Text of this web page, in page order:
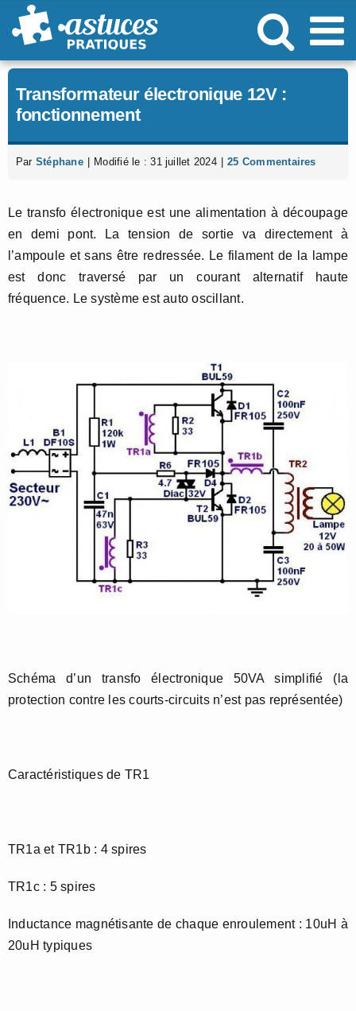
Passer
au
Transformateur électronique 12V :
fonctionnement
Par Stéphane Modifié le : 31 juillet 2024 25 Commentaires
Le transfo électronique est une alimentation à découpage
en demi pont. La tension de sortie va directement à
l’ampoule et sans être redressée. Le filament de la lampe
est donc traversé par un courant alternatif haute
fréquence. Le système est auto oscillant.
Schéma d’un transfo électronique 50VA simplifié (la
protection contre les courts-circuits n’est pas représentée)
Caractéristiques de TR1
TR1a et TR1b : 4 spires
TR1c : 5 spires
Inductance magnétisante de chaque enroulement : 10uH à
20uH typiques